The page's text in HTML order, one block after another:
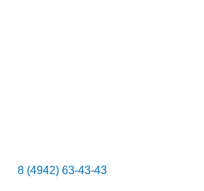
8 (4942) 63-43-43